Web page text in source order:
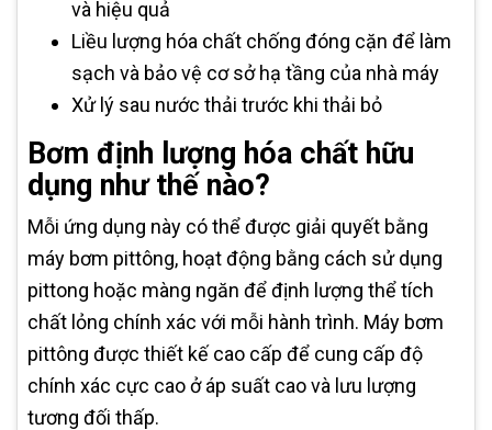
và hiệu quả
Liều lượng hóa chất chống đóng cặn để làm
sạch và bảo vệ cơ sở hạ tầng của nhà máy
Xử lý sau nước thải trước khi thải bỏ
Bơm định lượng hóa chất hữu
dụng như thế nào?
Mỗi ứng dụng này có thể được giải quyết bằng
máy bơm pittông, hoạt động bằng cách sử dụng
pittong hoặc màng ngăn để định lượng thể tích
chất lỏng chính xác với mỗi hành trình. Máy bơm
pittông được thiết kế cao cấp để cung cấp độ
chính xác cực cao ở áp suất cao và lưu lượng
tương đối thấp.